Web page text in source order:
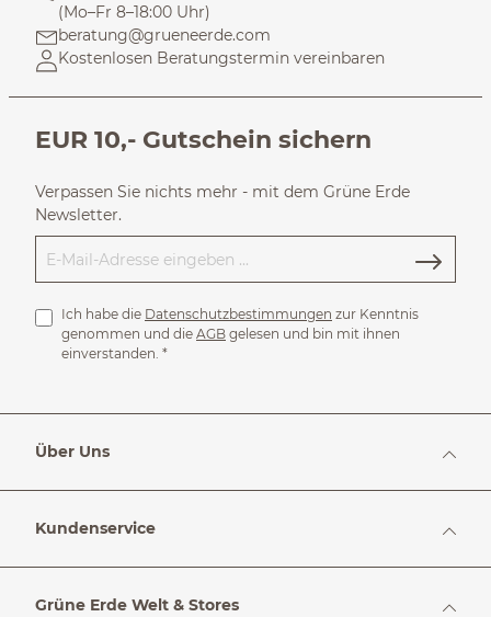
(Mo–Fr 8–18:00 Uhr)
beratung@grueneerde.com
Kostenlosen Beratungstermin vereinbaren
EUR 10,- Gutschein sichern
Verpassen Sie nichts mehr - mit dem Grüne Erde
Newsletter.
Ich habe die Datenschutzbestimmungen zur Kenntnis
genommen und die AGB gelesen und bin mit ihnen
einverstanden. *
Über Uns
Kundenservice
Grüne Erde Welt & Stores